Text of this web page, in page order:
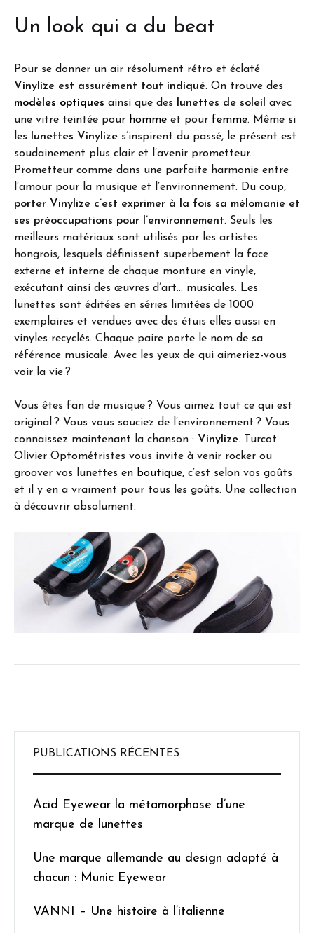
Un look qui a du beat
Pour se donner un air résolument rétro et éclaté
Vinylize est assurément tout indiqué. On trouve des
modèles optiques ainsi que des lunettes de soleil avec
une vitre teintée pour homme et pour femme. Même si
les lunettes Vinylize s’inspirent du passé, le présent est
soudainement plus clair et l’avenir prometteur.
Prometteur comme dans une parfaite harmonie entre
l’amour pour la musique et l’environnement. Du coup,
porter Vinylize c’est exprimer à la fois sa mélomanie et
ses préoccupations pour l’environnement. Seuls les
meilleurs matériaux sont utilisés par les artistes
hongrois, lesquels définissent superbement la face
externe et interne de chaque monture en vinyle,
exécutant ainsi des œuvres d’art… musicales. Les
lunettes sont éditées en séries limitées de 1000
exemplaires et vendues avec des étuis elles aussi en
vinyles recyclés. Chaque paire porte le nom de sa
référence musicale. Avec les yeux de qui aimeriez-vous
voir la vie ?
Vous êtes fan de musique ? Vous aimez tout ce qui est
original ? Vous vous souciez de l’environnement ? Vous
connaissez maintenant la chanson : Vinylize. Turcot
Olivier Optométristes vous invite à venir rocker ou
groover vos lunettes en boutique, c’est selon vos goûts
et il y en a vraiment pour tous les goûts. Une collection
à découvrir absolument.
PUBLICATIONS RÉCENTES
Acid Eyewear la métamorphose d’une
marque de lunettes
Une marque allemande au design adapté à
chacun : Munic Eyewear
VANNI – Une histoire à l’italienne